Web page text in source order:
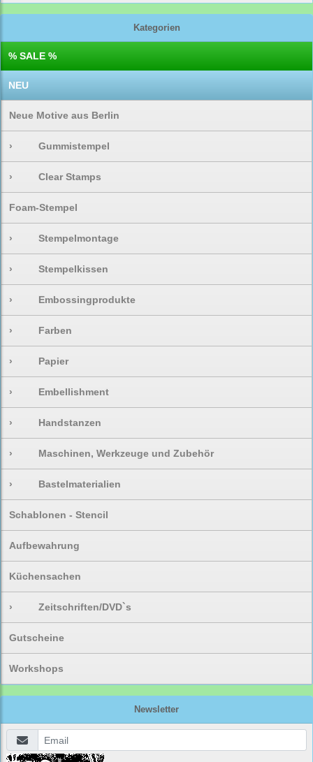
Kategorien
% SALE %
NEU
Neue Motive aus Berlin
› Gummistempel
› Clear Stamps
Foam-Stempel
› Stempelmontage
› Stempelkissen
› Embossingprodukte
› Farben
› Papier
› Embellishment
› Handstanzen
› Maschinen, Werkzeuge und Zubehör
› Bastelmaterialien
Schablonen - Stencil
Aufbewahrung
Küchensachen
› Zeitschriften/DVD`s
Gutscheine
Workshops
Newsletter